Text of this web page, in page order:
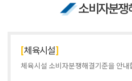
소비자분쟁
체육시설
체육시설 소비자분쟁해결기준을 안내